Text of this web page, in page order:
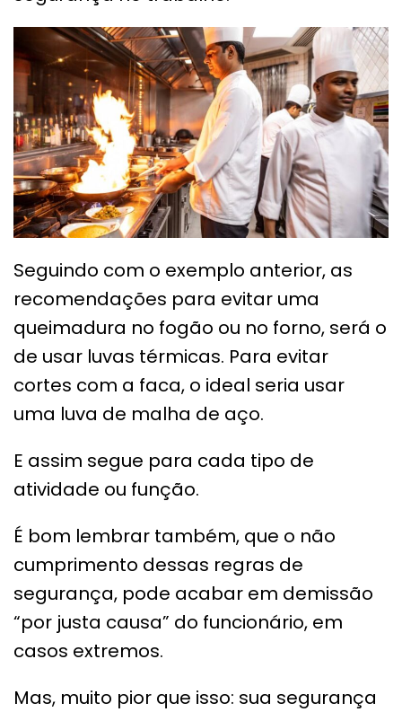
Seguindo com o exemplo anterior, as
recomendações para evitar uma
queimadura no fogão ou no forno, será o
de usar luvas térmicas. Para evitar
cortes com a faca, o ideal seria usar
uma luva de malha de aço.
E assim segue para cada tipo de
atividade ou função.
É bom lembrar também, que o não
cumprimento dessas regras de
segurança, pode acabar em demissão
“por justa causa” do funcionário, em
casos extremos.
Mas, muito pior que isso: sua segurança